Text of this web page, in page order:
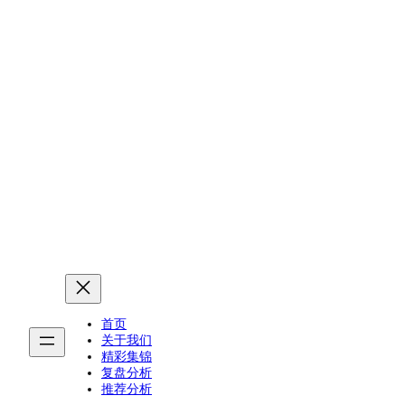
首页
关于我们
精彩集锦
复盘分析
推荐分析